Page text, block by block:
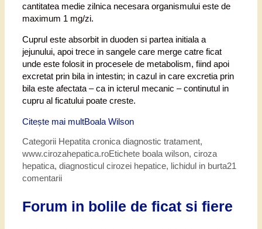
cantitatea medie zilnica necesara organismului este de
maximum 1 mg/zi.
Cuprul este absorbit in duoden si partea initiala a
jejunului, apoi trece in sangele care merge catre ficat
unde este folosit in procesele de metabolism, fiind apoi
excretat prin bila in intestin; in cazul in care excretia prin
bila este afectata – ca in icterul mecanic – continutul in
cupru al ficatului poate creste.
Citește mai multBoala Wilson
Categorii Hepatita cronica diagnostic tratament,
www.cirozahepatica.roEtichete boala wilson, ciroza
hepatica, diagnosticul cirozei hepatice, lichidul in burta21
comentarii
Forum in bolile de ficat si fiere